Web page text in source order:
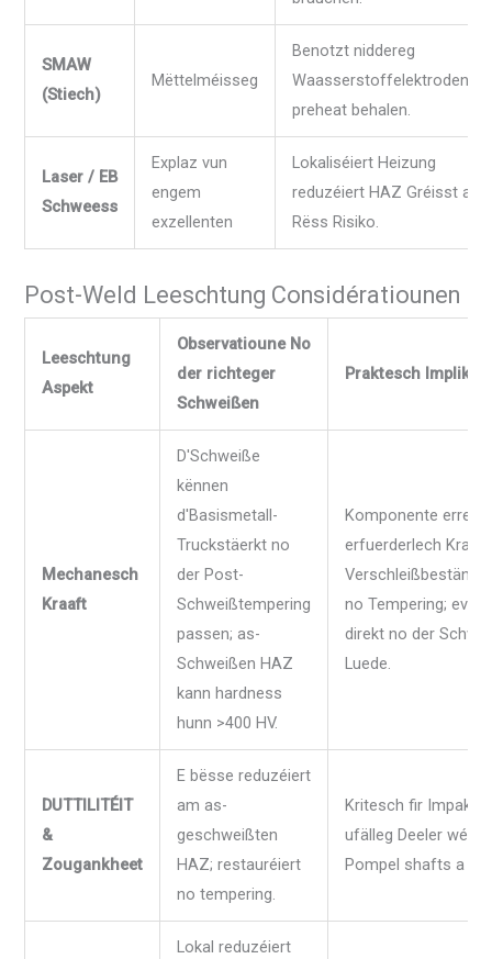
SMAW
(Stiech)
Mëttelméisseg
Benotzt niddereg
Waasserstoffelektroden;
preheat behalen.
Laser / EB
Schweess
Explaz vun
engem
exzellenten
Lokaliséiert Heizung
reduzéiert HAZ Gréisst a
Rëss Risiko.
Post-Weld Leeschtung Considératiounen
Leeschtung
Aspekt
Observatioune No
der richteger
Schweißen
Praktesch
Mechanesch
Kraaft
D'Schweiße
kënnen
d'Basismetall-
Truckstäerkt no
der Post-
Schweißtempering
passen; as-
Schweißen HAZ
kann hardness
hunn >400 HV.
Komponente
erfuerderlech
no Tempering;
direkt no der
Luede.
DUTTILITÉIT
&
Zougankheet
E bësse reduzéiert
am as-
geschweißten
HAZ; restauréiert
no tempering.
Kritesch fir Impakt-
ufälleg Deeler wéi
Pompel shafts a
Lokal reduzéiert